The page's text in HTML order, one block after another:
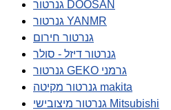
גנרטור DOOSAN
גנרטור YANMR
גנרטור חירום
גנרטור דיזל - סולר
גנרטור GEKO גרמני
גנרטור מקיטה makita
גנרטור מיצובישי Mitsubishi